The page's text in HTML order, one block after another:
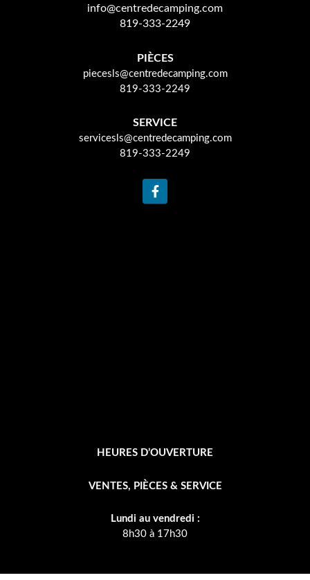
info@centredecamping.com
819-333-2249
PIÈCES
piecesls@centredecamping.com
819-333-2249
SERVICE
servicesls@centredecamping.com
819-333-2249
F
HEURES D’OUVERTURE
VENTES, PIÈCES & SERVICE
Lundi au vendredi :
8h30 à 17h30